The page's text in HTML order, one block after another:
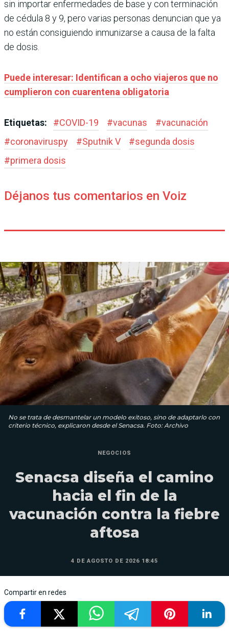
sin importar enfermedades de base y con terminación
de cédula 8 y 9, pero varias personas denuncian que ya
no están consiguiendo inmunizarse a causa de la falta
de dosis.
Puede interesar: Identifican a ocho viajeros que no
cumplieron con cuarentena obligatoria
Etiquetas: #COVID-19 #vacunas #vacunación
#coronaviruspy #Sputnik V #segunda dosis
#primera dosis
Déjanos tus comentarios en Voiz
No se trata de desmantelar un modelo exitoso, sino de adaptarlo con
criterio técnico, explicaron desde el Senacsa. Foto: Archivo
NEGOCIOS
Senacsa diseña el camino
hacia el fin de la
vacunación contra la fiebre
aftosa
4 DE AGOSTO DE 2026 18:45
Compartir en redes